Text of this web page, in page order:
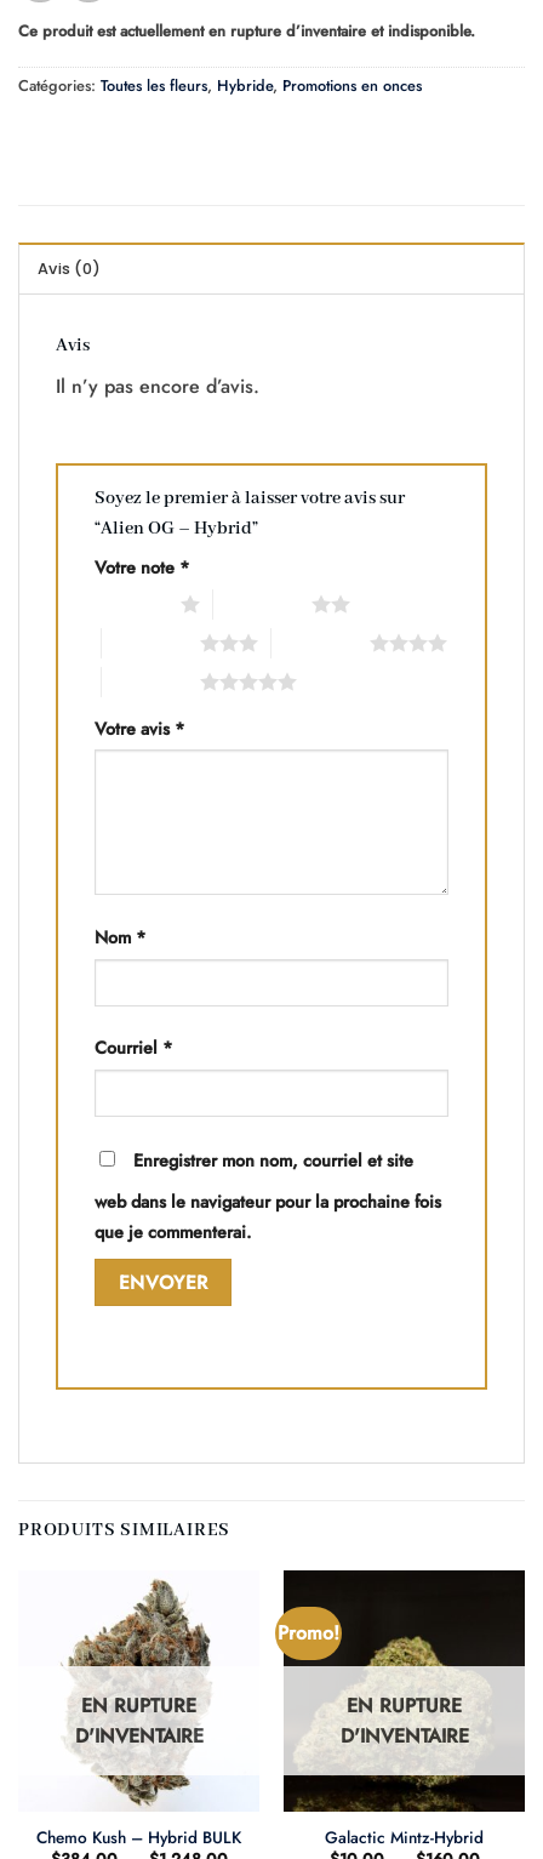
Ce produit est actuellement en rupture d’inventaire et indisponible.
Catégories: Toutes les fleurs, Hybride, Promotions en onces
Avis (0)
Avis
Il n’y pas encore d’avis.
Soyez le premier à laisser votre avis sur
“Alien OG – Hybrid”
Votre note *
Votre avis *
Nom *
Courriel *
Enregistrer mon nom, courriel et site
web dans le navigateur pour la prochaine fois
que je commenterai.
PRODUITS SIMILAIRES
EN RUPTURE
D'INVENTAIRE
Chemo Kush – Hybrid BULK
Promo!
EN RUPTURE
D'INVENTAIRE
Galactic Mintz-Hybrid